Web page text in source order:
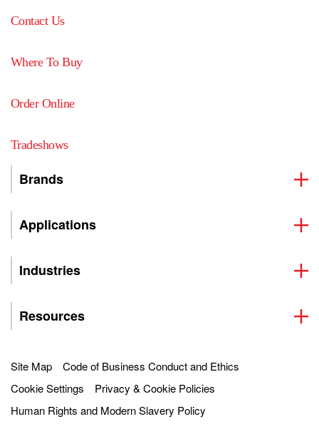
Contact Us
Where To Buy
Order Online
Tradeshows
Brands
Applications
Industries
Resources
Site Map
Code of Business Conduct and Ethics
Cookie Settings
Privacy & Cookie Policies
Human Rights and Modern Slavery Policy